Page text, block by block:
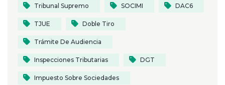
Tribunal Supremo SOCIMI DAC6
TJUE Doble Tiro
Trámite De Audiencia
Inspecciones Tributarias DGT
Impuesto Sobre Sociedades